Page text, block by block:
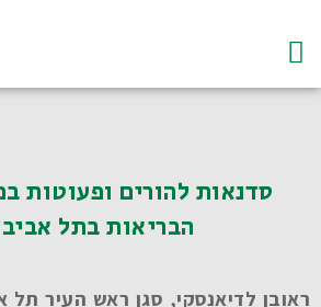
סדנאות להורים ופעוטות
הבריאות בתל
ראובן לדיאנסקי, סגן ראש העיר תל